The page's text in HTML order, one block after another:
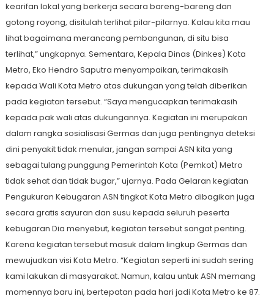
kearifan lokal yang berkerja secara bareng-bareng dan
gotong royong, disitulah terlihat pilar-pilarnya. Kalau kita mau
lihat bagaimana merancang pembangunan, di situ bisa
terlihat,” ungkapnya. Sementara, Kepala Dinas (Dinkes) Kota
Metro, Eko Hendro Saputra menyampaikan, terimakasih
kepada Wali Kota Metro atas dukungan yang telah diberikan
pada kegiatan tersebut. “Saya mengucapkan terimakasih
kepada pak wali atas dukungannya. Kegiatan ini merupakan
dalam rangka sosialisasi Germas dan juga pentingnya deteksi
dini penyakit tidak menular, jangan sampai ASN kita yang
sebagai tulang punggung Pemerintah Kota (Pemkot) Metro
tidak sehat dan tidak bugar,” ujarnya. Pada Gelaran kegiatan
Pengukuran Kebugaran ASN tingkat Kota Metro dibagikan juga
secara gratis sayuran dan susu kepada seluruh peserta
kebugaran Dia menyebut, kegiatan tersebut sangat penting.
Karena kegiatan tersebut masuk dalam lingkup Germas dan
mewujudkan visi Kota Metro. “Kegiatan seperti ini sudah sering
kami lakukan di masyarakat. Namun, kalau untuk ASN memang
momennya baru ini, bertepatan pada hari jadi Kota Metro ke 87.